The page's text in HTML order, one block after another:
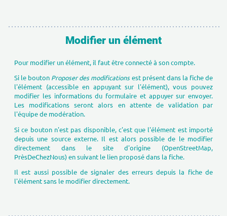
Modifier un élément
Pour modifier un élément, il faut être connecté à son compte.
Si le bouton Proposer des modificationsest présent dans la fiche de
l'élément (accessible en appuyant sur l'élément), vous pouvez
modifier les informations du formulaire et appuyer sur envoyer.
Les modifications seront alors en attente de validation par
l'équipe de modération.
Si ce bouton n'est pas disponible, c'est que l'élément est importé
depuis une source externe. Il est alors possible de le modifier
directement dans le site d'origine (OpenStreetMap,
PrèsDeChezNous) en suivant le lien proposé dans la fiche.
Il est aussi possible de signaler des erreurs depuis la fiche de
l'élément sans le modifier directement.